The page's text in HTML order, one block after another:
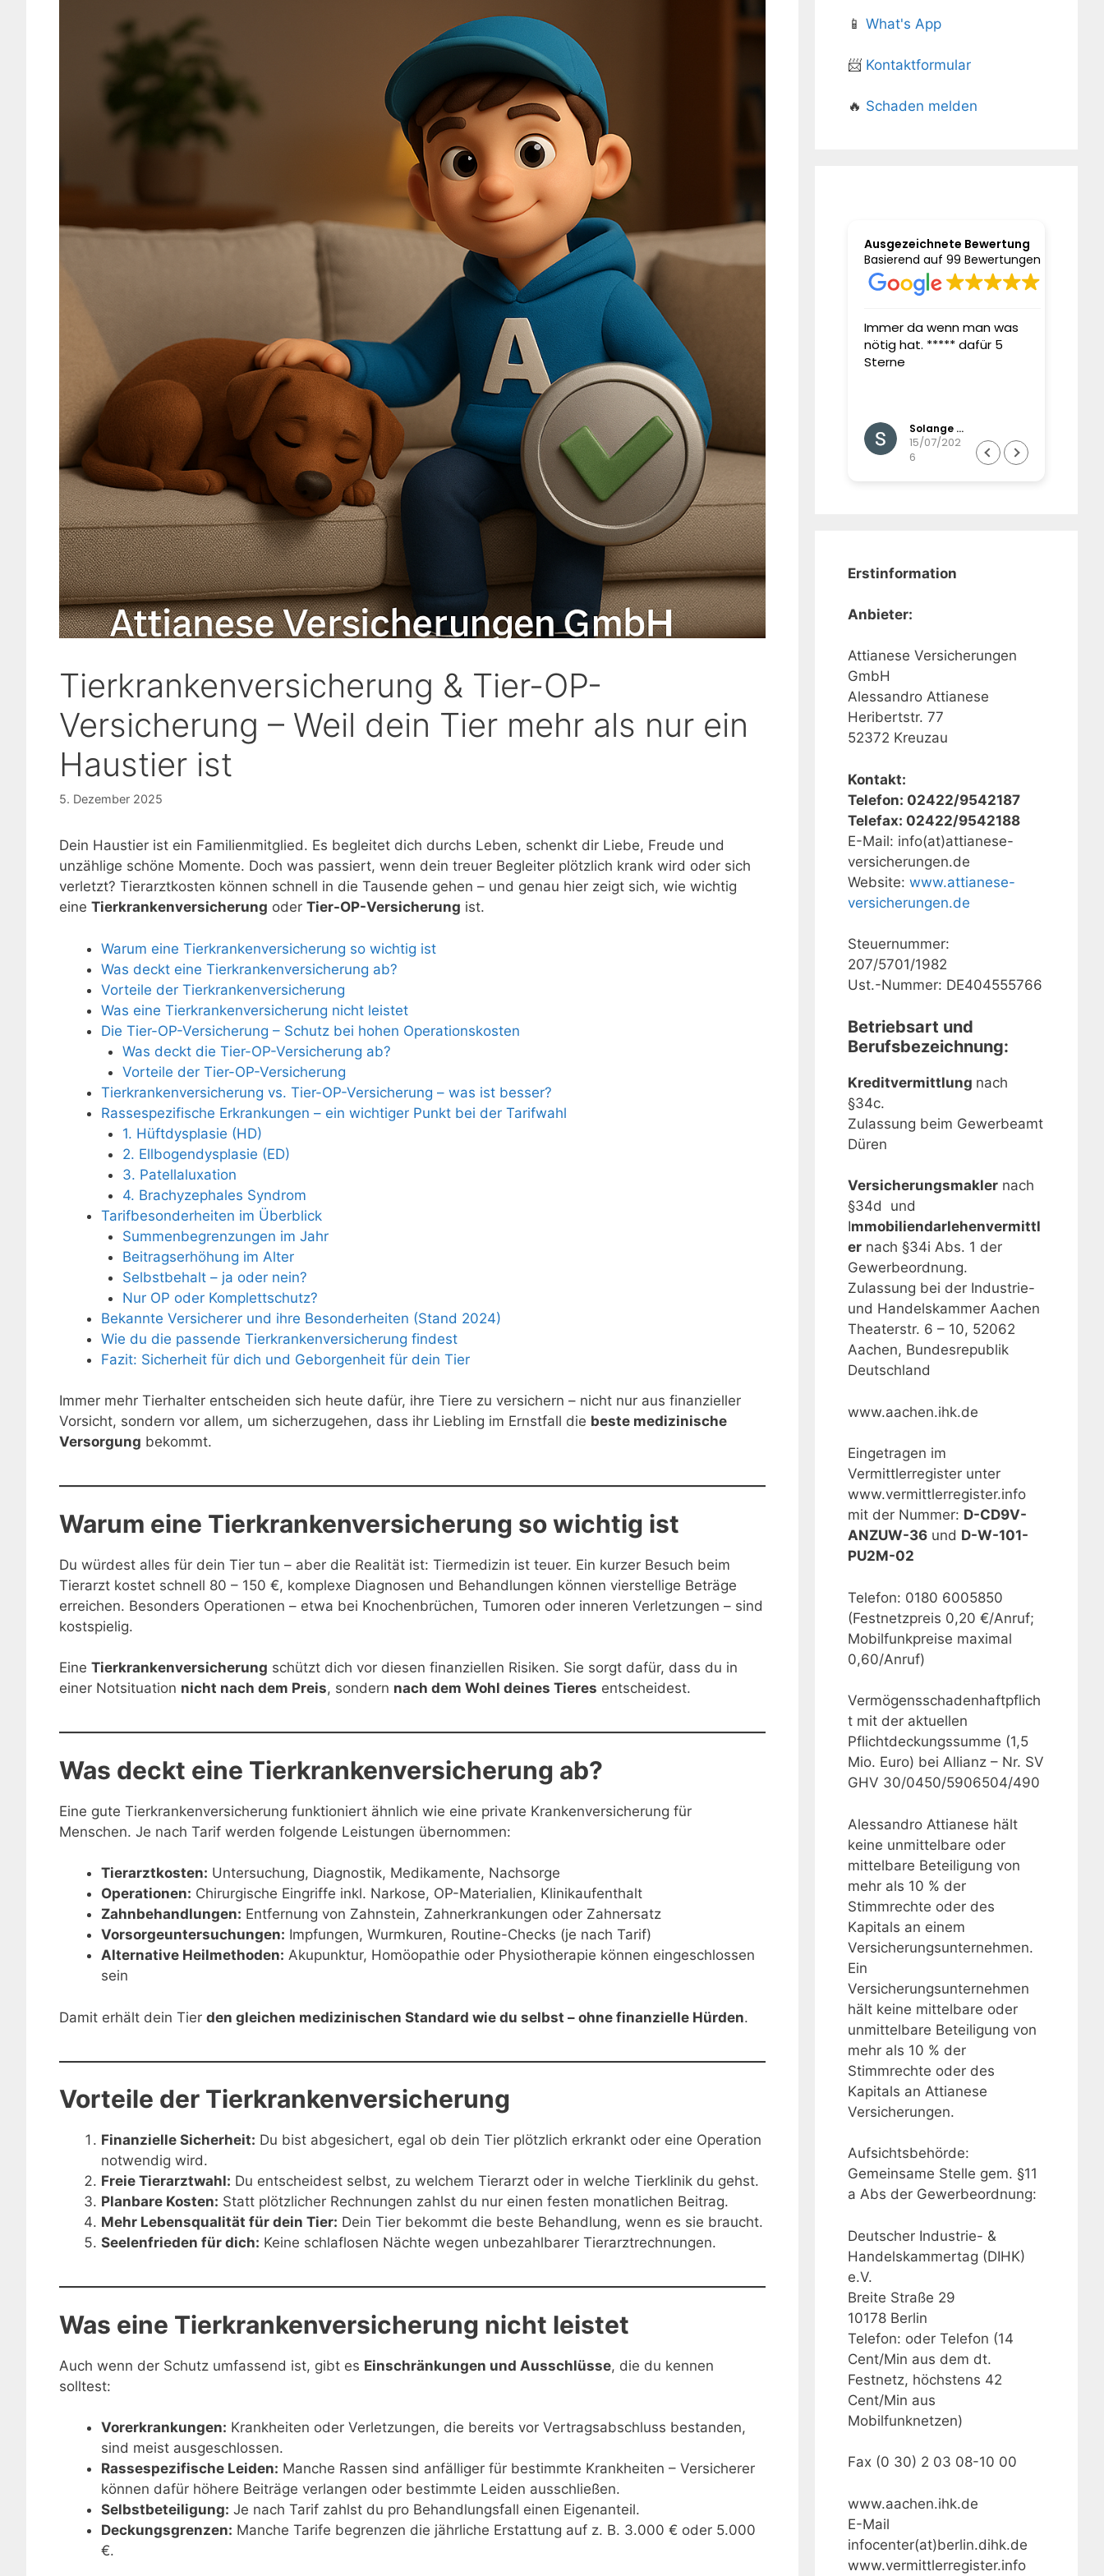
Tierkrankenversicherung & Tier-OP-
Versicherung – Weil dein Tier mehr als nur ein
Haustier ist
5. Dezember 2025
Dein Haustier ist ein Familienmitglied. Es begleitet dich durchs Leben, schenkt dir Liebe, Freude und
unzählige schöne Momente. Doch was passiert, wenn dein treuer Begleiter plötzlich krank wird oder sich
verletzt? Tierarztkosten können schnell in die Tausende gehen – und genau hier zeigt sich, wie wichtig
eine Tierkrankenversicherung oder Tier-OP-Versicherung ist.
Warum eine Tierkrankenversicherung so wichtig ist
Was deckt eine Tierkrankenversicherung ab?
Vorteile der Tierkrankenversicherung
Was eine Tierkrankenversicherung nicht leistet
Die Tier-OP-Versicherung – Schutz bei hohen Operationskosten
Was deckt die Tier-OP-Versicherung ab?
Vorteile der Tier-OP-Versicherung
Tierkrankenversicherung vs. Tier-OP-Versicherung – was ist besser?
Rassespezifische Erkrankungen – ein wichtiger Punkt bei der Tarifwahl
1. Hüftdysplasie (HD)
2. Ellbogendysplasie (ED)
3. Patellaluxation
4. Brachyzephales Syndrom
Tarifbesonderheiten im Überblick
Summenbegrenzungen im Jahr
Beitragserhöhung im Alter
Selbstbehalt – ja oder nein?
Nur OP oder Komplettschutz?
Bekannte Versicherer und ihre Besonderheiten (Stand 2024)
Wie du die passende Tierkrankenversicherung findest
Fazit: Sicherheit für dich und Geborgenheit für dein Tier
Immer mehr Tierhalter entscheiden sich heute dafür, ihre Tiere zu versichern – nicht nur aus finanzieller
Vorsicht, sondern vor allem, um sicherzugehen, dass ihr Liebling im Ernstfall die beste medizinische
Versorgung bekommt.
Warum eine Tierkrankenversicherung so wichtig ist
Du würdest alles für dein Tier tun – aber die Realität ist: Tiermedizin ist teuer. Ein kurzer Besuch beim
Tierarzt kostet schnell 80 – 150 €, komplexe Diagnosen und Behandlungen können vierstellige Beträge
erreichen. Besonders Operationen – etwa bei Knochenbrüchen, Tumoren oder inneren Verletzungen – sind
kostspielig.
Eine Tierkrankenversicherung schützt dich vor diesen finanziellen Risiken. Sie sorgt dafür, dass du in
einer Notsituation nicht nach dem Preis, sondern nach dem Wohl deines Tieres entscheidest.
Was deckt eine Tierkrankenversicherung ab?
Eine gute Tierkrankenversicherung funktioniert ähnlich wie eine private Krankenversicherung für
Menschen. Je nach Tarif werden folgende Leistungen übernommen:
Tierarztkosten: Untersuchung, Diagnostik, Medikamente, Nachsorge
Operationen: Chirurgische Eingriffe inkl. Narkose, OP-Materialien, Klinikaufenthalt
Zahnbehandlungen: Entfernung von Zahnstein, Zahnerkrankungen oder Zahnersatz
Vorsorgeuntersuchungen: Impfungen, Wurmkuren, Routine-Checks (je nach Tarif)
Alternative Heilmethoden: Akupunktur, Homöopathie oder Physiotherapie können eingeschlossen
sein
Damit erhält dein Tier den gleichen medizinischen Standard wie du selbst – ohne finanzielle Hürden.
Vorteile der Tierkrankenversicherung
Finanzielle Sicherheit: Du bist abgesichert, egal ob dein Tier plötzlich erkrankt oder eine Operation
notwendig wird.
Freie Tierarztwahl: Du entscheidest selbst, zu welchem Tierarzt oder in welche Tierklinik du gehst.
Planbare Kosten: Statt plötzlicher Rechnungen zahlst du nur einen festen monatlichen Beitrag.
Mehr Lebensqualität für dein Tier: Dein Tier bekommt die beste Behandlung, wenn es sie braucht.
Seelenfrieden für dich: Keine schlaflosen Nächte wegen unbezahlbarer Tierarztrechnungen.
Was eine Tierkrankenversicherung nicht leistet
Auch wenn der Schutz umfassend ist, gibt es Einschränkungen und Ausschlüsse, die du kennen
solltest:
Vorerkrankungen: Krankheiten oder Verletzungen, die bereits vor Vertragsabschluss bestanden,
sind meist ausgeschlossen.
Rassespezifische Leiden: Manche Rassen sind anfälliger für bestimmte Krankheiten – Versicherer
können dafür höhere Beiträge verlangen oder bestimmte Leiden ausschließen.
Selbstbeteiligung: Je nach Tarif zahlst du pro Behandlungsfall einen Eigenanteil.
Deckungsgrenzen: Manche Tarife begrenzen die jährliche Erstattung auf z. B. 3.000 € oder 5.000
€.
📱 What's App
📨 Kontaktformular
🔥 Schaden melden
Ausgezeichnete Bewertung
Basierend auf 99 Bewertungen
Super Service immer
korrekt und kompetent in
allen Fragen rund um die
Versicherungen . Fühle
mich sehr gut beraten und
aufgehoben bei dieser
Agentur.!
Weiterlesen
Maria
30/07/202
Wir sind seit Jahren bei
unserem
Versicherungsmakler Herrn
Attianese und werden gut
beraten und betreut,
telefonisch,imail-,postalisc
h und auf Wunsch auch
zuhause.
Wir sind außerordentlich
zufrieden!
Weiterlesen
6
Immer da wenn man was
nötig hat. ***** dafür 5
Sterne
Solange Winands
15/07/202
6
Erstinformation
Anbieter:
Attianese Versicherungen
GmbH
Alessandro Attianese
Heribertstr. 77
52372 Kreuzau
Kontakt:
Telefon: 02422/9542187
Telefax: 02422/9542188
E-Mail: info(at)attianese-
versicherungen.de
Website: www.attianese-
versicherungen.de
Steuernummer:
207/5701/1982
Ust.-Nummer: DE404555766
Betriebsart und
Berufsbezeichnung:
Kreditvermittlung nach
§34c.
Zulassung beim Gewerbeamt
Düren
Versicherungsmakler nach
§34d und
Immobiliendarlehenvermittl
er nach §34i Abs. 1 der
Gewerbeordnung.
Zulassung bei der Industrie-
und Handelskammer Aachen
Theaterstr. 6 – 10, 52062
Aachen, Bundesrepublik
Deutschland
www.aachen.ihk.de
Eingetragen im
Vermittlerregister unter
www.vermittlerregister.info
mit der Nummer: D-CD9V-
ANZUW-36 und D-W-101-
PU2M-02
Telefon: 0180 6005850
(Festnetzpreis 0,20 €/Anruf;
Mobilfunkpreise maximal
0,60/Anruf)
Vermögensschadenhaftpflich
t mit der aktuellen
Pflichtdeckungssumme (1,5
Mio. Euro) bei Allianz – Nr. SV
GHV 30/0450/5906504/490
Alessandro Attianese hält
keine unmittelbare oder
mittelbare Beteiligung von
mehr als 10 % der
Stimmrechte oder des
Kapitals an einem
Versicherungsunternehmen.
Ein
Versicherungsunternehmen
hält keine mittelbare oder
unmittelbare Beteiligung von
mehr als 10 % der
Stimmrechte oder des
Kapitals an Attianese
Versicherungen.
Aufsichtsbehörde:
Gemeinsame Stelle gem. §11
a Abs der Gewerbeordnung:
Deutscher Industrie- &
Handelskammertag (DIHK)
e.V.
Breite Straße 29
10178 Berlin
Telefon: oder Telefon (14
Cent/Min aus dem dt.
Festnetz, höchstens 42
Cent/Min aus
Mobilfunknetzen)
Fax (0 30) 2 03 08-10 00
www.aachen.ihk.de
E-Mail
infocenter(at)berlin.dihk.de
www.vermittlerregister.info